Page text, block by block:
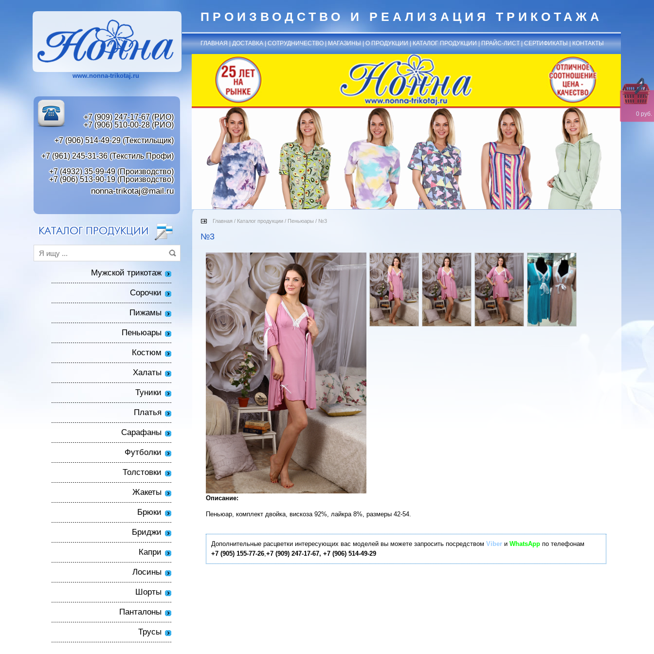
www.nonna-trikotaj.ru
+7 (909) 247-17-67 (РИО)
+7 (906) 510-00-28 (РИО)
+7 (906) 514-49-29 (Текстильщик)
+7 (961) 245-31-36 (Текстиль Профи)
+7 (4932) 35-99-49 (Производство)
+7 (906) 513-90-19 (Производство)
nonna-trikotaj@mail.ru
Мужской трикотаж
Сорочки
Пижамы
Пеньюары
Костюм
Халаты
Туники
Платья
Сарафаны
Футболки
Толстовки
Жакеты
Брюки
Бриджи
Капри
Лосины
Шорты
Панталоны
Трусы
ПРОИЗВОДСТВО И РЕАЛИЗАЦИЯ ТРИКОТАЖА
ГЛАВНАЯ|ДОСТАВКА|СОТРУДНИЧЕСТВО|МАГАЗИНЫ|О ПРОДУКЦИИ|КАТАЛОГ ПРОДУКЦИИ|ПРАЙС-ЛИСТ|СЕРТИФИКАТЫ|КОНТАКТЫ
Главная / Каталог продукции / Пеньюары / №3
№3
Описание:
Пеньюар, комплект двойка, вискоза 92%, лайкра 8%, размеры 42-54.
Дополнительные расцветки интересующих вас моделей вы можете запросить посредством Viber и WhatsApp по телефонам
+7 (905) 155-77-26,+7 (909) 247-17-67, +7 (906) 514-49-29
0 руб.